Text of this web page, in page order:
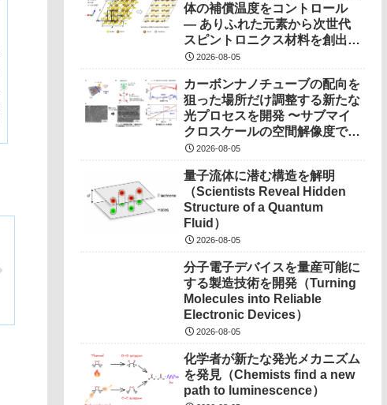
体の補償温度をコントロール
― ありふれた元素から次世代
スピントロニクス材料を創出！
―2026-08-05
カーボンナノチューブの配向を
狙った場所だけ調整する新たな
光プロセスを開発 〜サブマイ
クロスケールの空間解像度で局
所制御、次世代半導体デバイス
2026-08-05
量子流体に潜む構造を解明
（Scientists Reveal Hidden
Structure of a Quantum
Fluid）
2026-08-05
分子電子デバイスを量産可能に
する製造技術を開発（Turning
Molecules into Reliable
Electronic Devices）
2026-08-05
化学者が新たな発光メカニズム
を発見（Chemists find a new
path to luminescence）